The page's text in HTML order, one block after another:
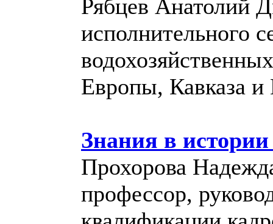
Рябцев Анатолий
исполнительного
Европы, Кавказа
Знания в
Прохорова
профессор,